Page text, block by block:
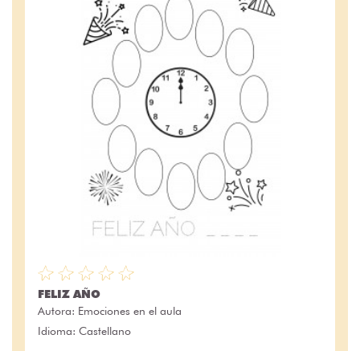
FELIZ AÑO
Autora: Emociones en el aula
Idioma: Castellano